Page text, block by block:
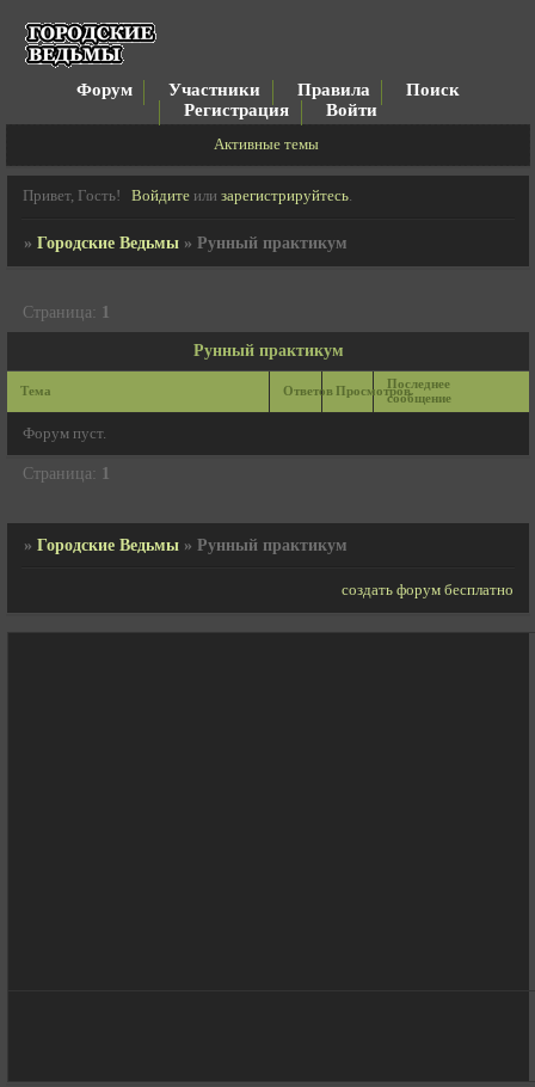
Форум Участники Правила
Поиск
Регистрация
Войти
Активные темы
Привет, Гость! Войдитеили зарегистрируйтесь.
» Городские Ведьмы » Рунный практикум
Рунный практикум
Страница: 1
Тема Ответов ПросмотровПоследнее
сообщение
Форум пуст.
Страница: 1
» Городские Ведьмы » Рунный практикум
создать форум бесплатно